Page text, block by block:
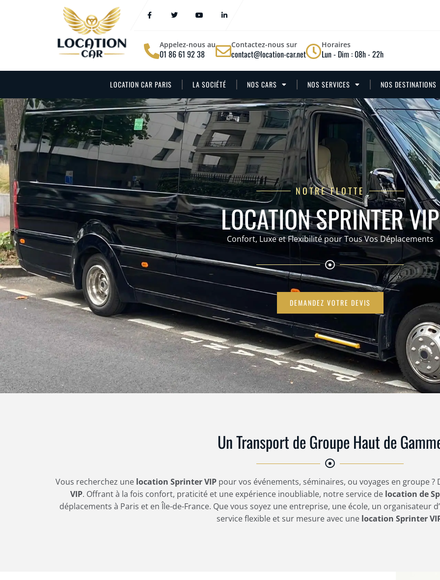
Appelez-nous au
01 86 61 92 38
Contactez-nous sur
contact@location-car.net
Horaires
Lun - Dim : 08h - 22h
LOCATION CAR PARIS LA SOCIÉTÉ NOS CARS NOS SERVICES NOS DESTINATIONS
NOTRE FLOTTE
LOCATION SPRINTER VIP
Confort, Luxe et Flexibilité pour Tous Vos Déplacements
DEMANDEZ VOTRE DEVIS
Un Transport de Groupe Haut de
Vous recherchez une location Sprinter VIPpour vos événements, séminaires, ou voyages en groupe ?
VIP. Offrant à la fois confort, praticité et une expérience inoubliable, notre service de location de
déplacements à Paris et en Île-de-France. Que vous soyez une entreprise, une école, un organisateur
service flexible et sur mesure avec une location Sprinter